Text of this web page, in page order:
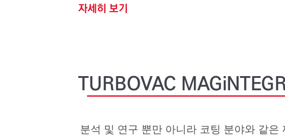
자세히 보기
TURBOVAC
분석 및 연구 뿐만 아니라 코팅 분야와 같